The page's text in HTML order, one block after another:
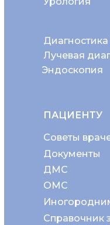
Эндоскопия
Лучевая
ПАЦИЕНТУ
Советы
ОМС
Документы
ДМС
Справочник